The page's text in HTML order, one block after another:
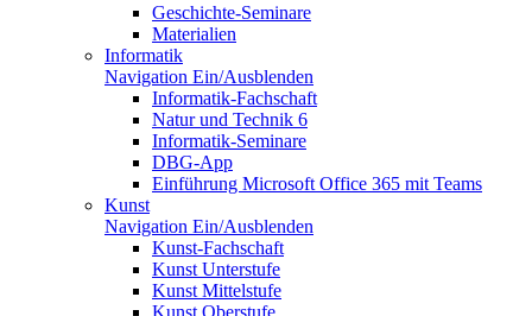
Geschichte-Seminare
Materialien
Informatik
Navigation Ein/Ausblenden
Informatik-Fachschaft
Natur und Technik 6
Informatik-Seminare
DBG-App
Einführung Microsoft Office 365 mit Teams
Kunst
Navigation Ein/Ausblenden
Kunst-Fachschaft
Kunst Unterstufe
Kunst Mittelstufe
Kunst Oberstufe